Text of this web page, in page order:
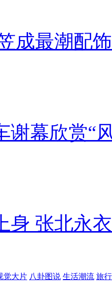
成最潮配
谢幕欣赏“
身 张北永
觉大片 八卦图说 生活潮流 旅